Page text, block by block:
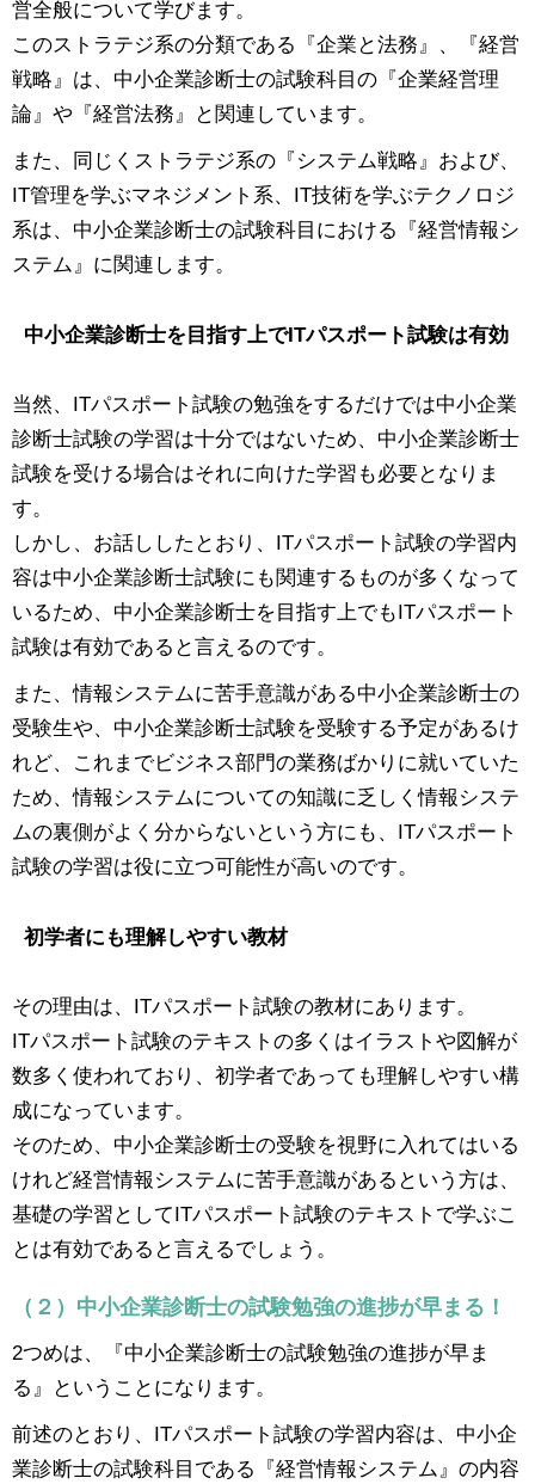
営全般について学びます。
このストラテジ系の分類である『企業と法務』、『経営
戦略』は、中小企業診断士の試験科目の『企業経営理
論』や『経営法務』と関連しています。
また、同じくストラテジ系の『システム戦略』および、
IT管理を学ぶマネジメント系、IT技術を学ぶテクノロジ
系は、中小企業診断士の試験科目における『経営情報シ
ステム』に関連します。
中小企業診断士を目指す上でITパスポート試験は有効
当然、ITパスポート試験の勉強をするだけでは中小企業
診断士試験の学習は十分ではないため、中小企業診断士
試験を受ける場合はそれに向けた学習も必要となりま
す。
しかし、お話ししたとおり、ITパスポート試験の学習内
容は中小企業診断士試験にも関連するものが多くなって
いるため、中小企業診断士を目指す上でもITパスポート
試験は有効であると言えるのです。
また、情報システムに苦手意識がある中小企業診断士の
受験生や、中小企業診断士試験を受験する予定があるけ
れど、これまでビジネス部門の業務ばかりに就いていた
ため、情報システムについての知識に乏しく情報システ
ムの裏側がよく分からないという方にも、ITパスポート
試験の学習は役に立つ可能性が高いのです。
初学者にも理解しやすい教材
その理由は、ITパスポート試験の教材にあります。
ITパスポート試験のテキストの多くはイラストや図解が
数多く使われており、初学者であっても理解しやすい構
成になっています。
そのため、中小企業診断士の受験を視野に入れてはいる
けれど経営情報システムに苦手意識があるという方は、
基礎の学習としてITパスポート試験のテキストで学ぶこ
とは有効であると言えるでしょう。
（２）中小企業診断士の試験勉強の進捗が早まる！
2つめは、『中小企業診断士の試験勉強の進捗が早ま
る』ということになります。
前述のとおり、ITパスポート試験の学習内容は、中小企
業診断士の試験科目である『経営情報システム』の内容